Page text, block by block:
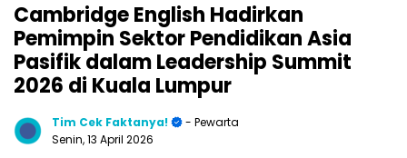
Cambridge English Hadirkan
Pemimpin Sektor Pendidikan Asia
Pasifik dalam Leadership Summit
2026 di Kuala Lumpur
Tim Cek Faktanya!
- Pewarta
Senin, 13 April 2026